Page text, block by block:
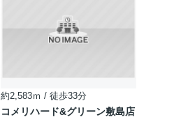
約2,583ｍ / 徒歩33分
コメリハード&グリーン敷島店